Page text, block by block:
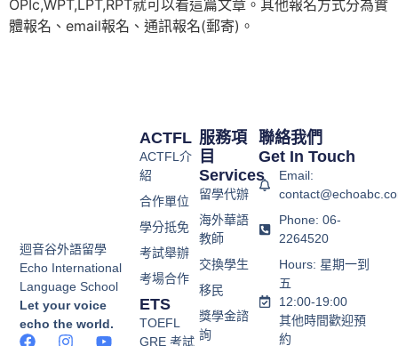
OPIc,WPT,LPT,RPT就可以看這篇文章。其他報名方式分為實
體報名、email報名、通訊報名(郵寄)。
迴音谷外語留學
Echo International
Language School
Let your voice
echo the world.
服務項
目
Services
留學代辦
海外華語
教師
交換學生
移民
獎學金諮
詢
ACTFL
ACTFL介
紹
合作單位
學分抵免
考試舉辦
考場合作
ETS
TOEFL
GRE 考試
聯絡我們
Get In Touch
Email:
Phone: 06-
2264520
Hours: 星期一到
五
12:00-19:00
其他時間歡迎預
約